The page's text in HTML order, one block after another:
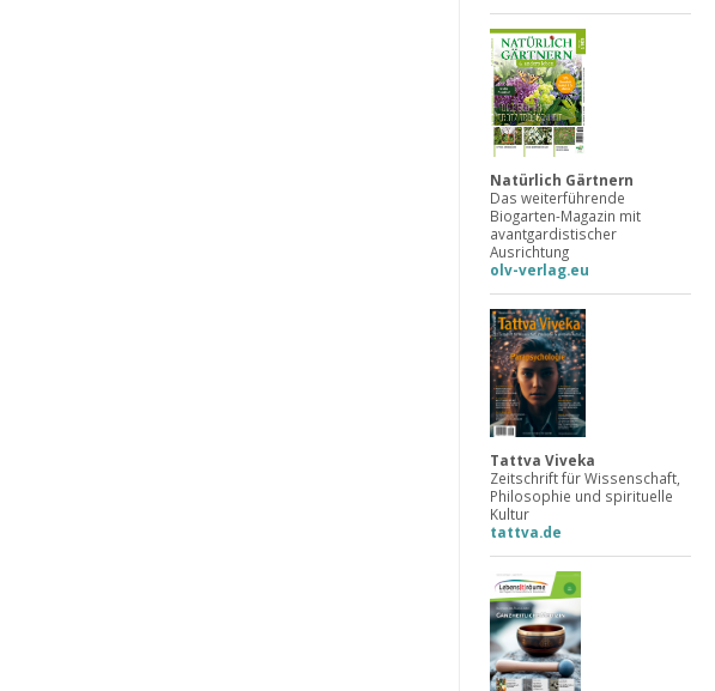
Natürlich Gärtnern
Das weiterführende
Biogarten-Magazin mit
avantgardistischer
Ausrichtung
olv-verlag.eu
Tattva Viveka
Zeitschrift für Wissenschaft,
Philosophie und spirituelle
Kultur
tattva.de